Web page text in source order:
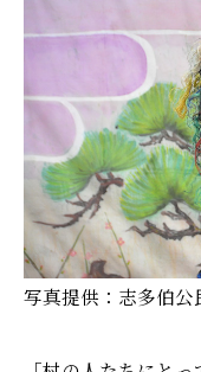
写真提供：志多伯公